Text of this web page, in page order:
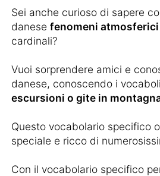
Sei anche curioso di sapere
danese fenomeni atmosferici
cardinali?
Vuoi sorprendere amici e
danese, conoscendo i
escursioni o gite in
Questo vocabolario specifico
speciale e ricco di
Con il vocabolario specifico